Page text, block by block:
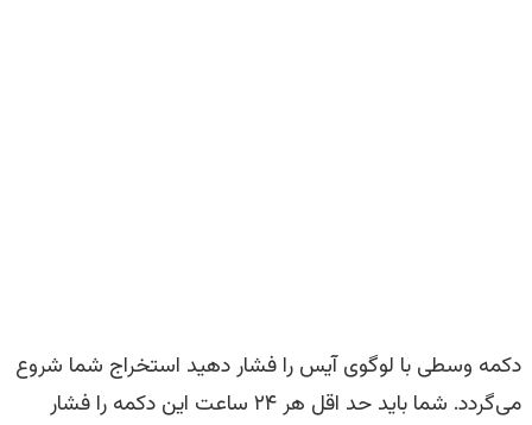
دکمه وسطی با لوگوی آیس را فشار دهید استخراج شما شروع
می‌گردد. شما باید حد اقل هر ۲۴ ساعت این دکمه را فشار